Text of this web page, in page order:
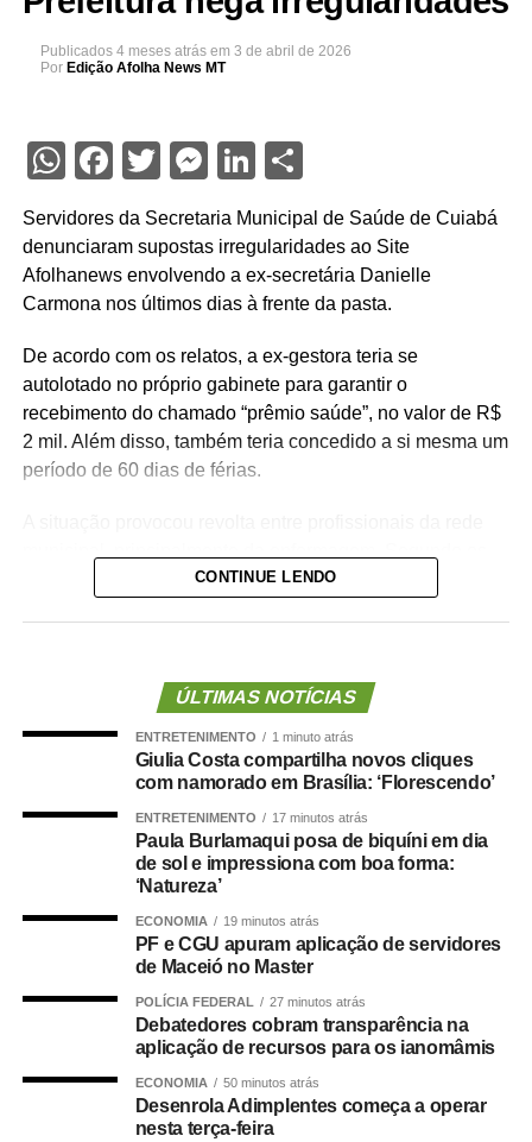
Publicados 4 meses atrás em 3 de abril de 2026
Por Edição Afolha News MT
WhatsApp
Facebook
Twitter
Messenger
LinkedIn
Share
Servidores da Secretaria Municipal de Saúde de Cuiabá
denunciaram supostas irregularidades ao Site
Afolhanews envolvendo a ex-secretária Danielle
Carmona nos últimos dias à frente da pasta.
De acordo com os relatos, a ex-gestora teria se
autolotado no próprio gabinete para garantir o
recebimento do chamado “prêmio saúde”, no valor de R$
2 mil. Além disso, também teria concedido a si mesma um
período de 60 dias de férias.
denunciantes, a gestão costumava negar pedidos de
Os servidores apontam ainda incoerência entre discurso
e prática da administração municipal. Durante a
inauguração da Unidade de Saúde da Família (USF) do
autorizaria férias sem a devida substituição de
profissionais, o que reforçou a percepção de tratamento
desigual dentro da pasta.
Danielle Carmona é servidora efetiva do município e atua
como enfermeira de carreira. Conforme os relatos, ela
teria se beneficiado de decisões administrativas tomadas
enquanto ainda ocupava o cargo de secretária.
Prefeitura nega irregularidades
Em nota, a Prefeitura de Cuiabá afirmou que não há
CONTINUE LENDO
ÚLTIMAS NOTÍCIAS
ENTRETENIMENTO 1 minuto atrás
Giulia Costa compartilha novos cliques
com namorado em Brasília: ‘Florescendo’
ENTRETENIMENTO 17 minutos atrás
Paula Burlamaqui posa de biquíni em dia
de sol e impressiona com boa forma:
‘Natureza’
ECONOMIA 19 minutos atrás
PF e CGU apuram aplicação de servidores
de Maceió no Master
POLÍCIA FEDERAL 27 minutos atrás
Debatedores cobram transparência na
aplicação de recursos para os ianomâmis
ECONOMIA 50 minutos atrás
Desenrola Adimplentes começa a operar
nesta terça-feira